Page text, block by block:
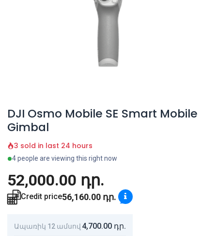
DJI Osmo Mobile SE Smart Mobile
Gimbal
3 sold in last 24 hours
4 people are viewing this right now
52,000.00 դր.
Credit price56,160.00 դր.
Ապառիկ 12 ամսով 4,700.00 դր.